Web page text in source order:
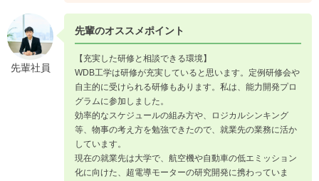
先輩社員
先輩のオススメポイント
【充実した研修と相談できる環境】
WDB工学は研修が充実していると思います。定例研修会や
自主的に受けられる研修もあります。私は、能力開発プロ
グラムに参加しました。
効率的なスケジュールの組み方や、ロジカルシンキング
等、物事の考え方を勉強できたので、就業先の業務に活か
しています。
現在の就業先は大学で、航空機や自動車の低エミッション
化に向けた、超電導モーターの研究開発に携わっていま